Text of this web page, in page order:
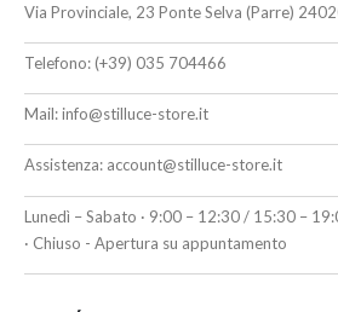
Via Provinciale, 23 Ponte Selva (Parre)
Telefono: (+39) 035 704466
Mail:info@stilluce-store.it
Assistenza: account@stilluce-store.it
Lunedì – Sabato · 9:00 – 12:30 / 15:30 –
· Chiuso - Apertura su appuntamento